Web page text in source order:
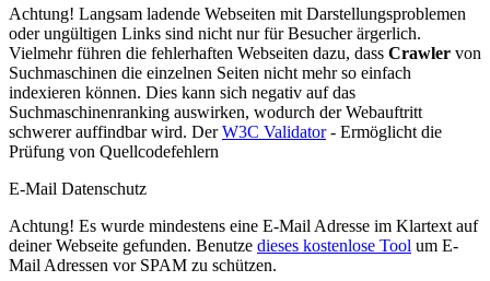
Achtung! Langsam ladende Webseiten mit Darstellungsproblemen
oder ungültigen Links sind nicht nur für Besucher ärgerlich.
Vielmehr führen die fehlerhaften Webseiten dazu, dass Crawler von
Suchmaschinen die einzelnen Seiten nicht mehr so einfach
indexieren können. Dies kann sich negativ auf das
Suchmaschinenranking auswirken, wodurch der Webauftritt
schwerer auffindbar wird. DerW3C Validator- Ermöglicht die
Prüfung von Quellcodefehlern
E-Mail Datenschutz
Achtung! Es wurde mindestens eine E-Mail Adresse im Klartext auf
deiner Webseite gefunden. Benutze dieses kostenlose Tool um E-
Mail Adressen vor SPAM zu schützen.